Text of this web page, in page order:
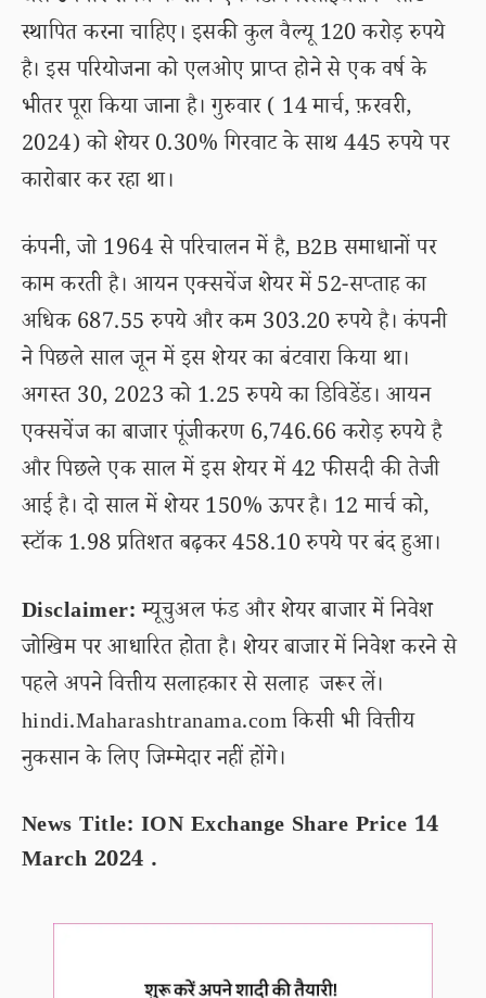
स्थापित करना चाहिए। इसकी कुल वैल्यू 120 करोड़ रुपये
है। इस परियोजना को एलओए प्राप्त होने से एक वर्ष के
भीतर पूरा किया जाना है। गुरुवार ( 14 मार्च, फ़रवरी,
2024) को शेयर 0.30% गिरवाट के साथ 445 रुपये पर
कारोबार कर रहा था।
कंपनी, जो 1964 से परिचालन में है, B2B समाधानों पर
काम करती है। आयन एक्सचेंज शेयर में 52-सप्ताह का
अधिक 687.55 रुपये और कम 303.20 रुपये है। कंपनी
ने पिछले साल जून में इस शेयर का बंटवारा किया था।
अगस्त 30, 2023 को 1.25 रुपये का डिविडेंड। आयन
एक्सचेंज का बाजार पूंजीकरण 6,746.66 करोड़ रुपये है
और पिछले एक साल में इस शेयर में 42 फीसदी की तेजी
आई है। दो साल में शेयर 150% ऊपर है। 12 मार्च को,
स्टॉक 1.98 प्रतिशत बढ़कर 458.10 रुपये पर बंद हुआ।
Disclaimer:म्यूचुअल फंड और शेयर बाजार में निवेश
जोखिम पर आधारित होता है। शेयर बाजार में निवेश करने से
पहले अपने वित्तीय सलाहकार से सलाह जरूर लें।
hindi.Maharashtranama.com किसी भी वित्तीय
नुकसान के लिए जिम्मेदार नहीं होंगे।
News Title: ION Exchange Share Price 14
March 2024 .